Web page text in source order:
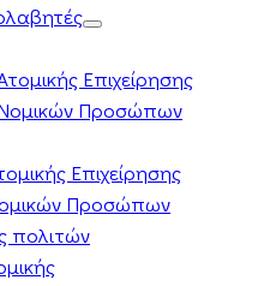
Επιχείρησης
Προσώπων
Επιχείρησης
Προσώπων
πολιτών